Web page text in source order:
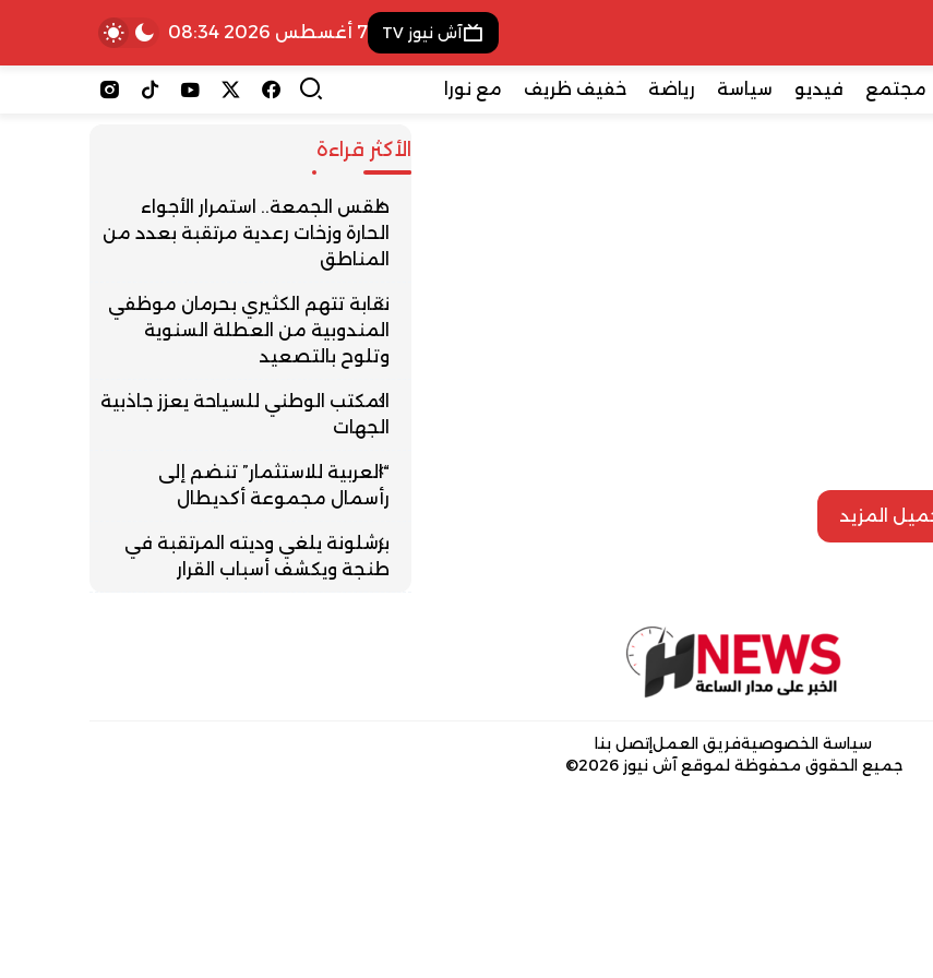
آش نيوز TV 7 أغسطس 2026 08:34
مجتمع فيديو سياسة رياضة خفيف ظريف مع نورا
المزيد
الأكثر قراءة
طقس الجمعة.. استمرار الأجواء
الحارة وزخات رعدية مرتقبة بعدد من
المناطق
نقابة تتهم الكثيري بحرمان موظفي
المندوبية من العطلة السنوية
وتلوح بالتصعيد
المكتب الوطني للسياحة يعزز جاذبية
الجهات
“العربية للاستثمار” تنضم إلى
رأسمال مجموعة أكديطال
برشلونة يلغي وديته المرتقبة في
طنجة ويكشف أسباب القرار
سياسة الخصوصيةفريق العملإتصل بنا
جميع الحقوق محفوظة لموقع آش نيوز 2026©